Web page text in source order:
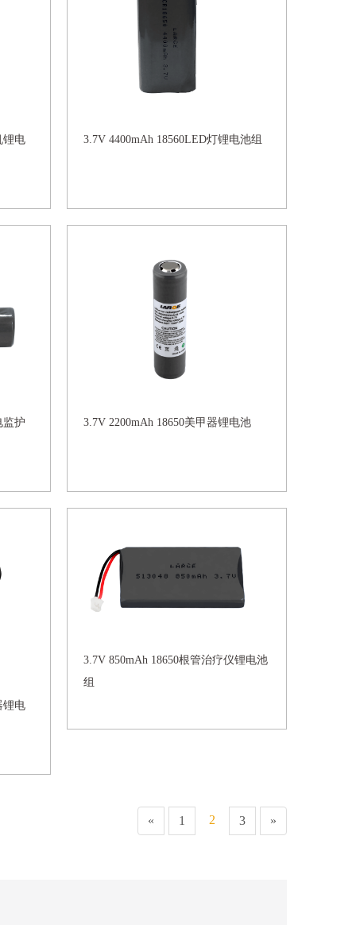
锂电 3.7V 4400mAh 18560LED灯锂电池组
监护 3.7V 2200mAh 18650美甲器锂电池
锂电
3.7V 850mAh 18650根管治疗仪锂电池
组
« 1 2 3 »